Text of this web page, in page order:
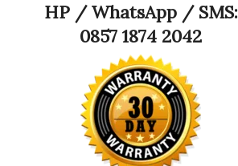
HP /WhatsApp / SMS:
0857 1874 2042